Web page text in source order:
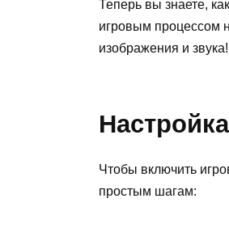
Теперь вы знаете,
игровым процессом
изображения и звука!
Чтобы включить
простым шагам: